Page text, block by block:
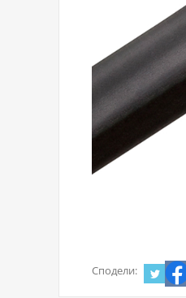
Сподели: